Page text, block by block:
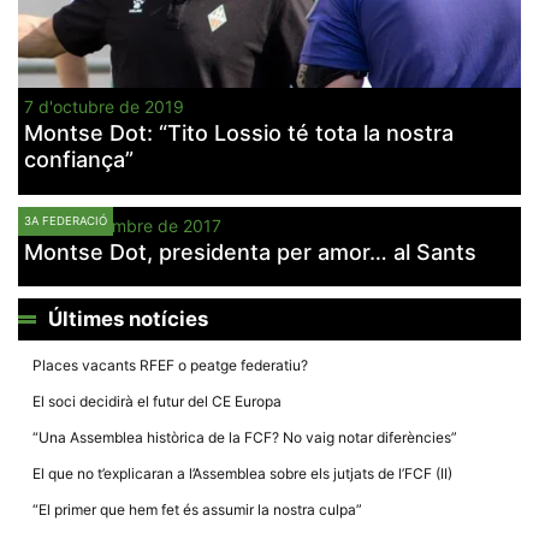
7 d'octubre de 2019
Montse Dot: “Tito Lossio té tota la nostra
confiança”
3A FEDERACIÓ
31 de desembre de 2017
Montse Dot, presidenta per amor… al Sants
Últimes notícies
Places vacants RFEF o peatge federatiu?
El soci decidirà el futur del CE Europa
“Una Assemblea històrica de la FCF? No vaig notar diferències”
El que no t’explicaran a l’Assemblea sobre els jutjats de l’FCF (II)
“El primer que hem fet és assumir la nostra culpa”
En compartir
els teus
interessos i
comportament
mentre
nostre lloc
web
de mirar
ofertes i
personalitzat.